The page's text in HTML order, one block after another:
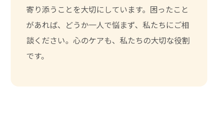
寄り添うことを大切にしています。困ったこと
があれば、どうか一人で悩まず、私たちにご相
談ください。心のケアも、私たちの大切な役割
です。